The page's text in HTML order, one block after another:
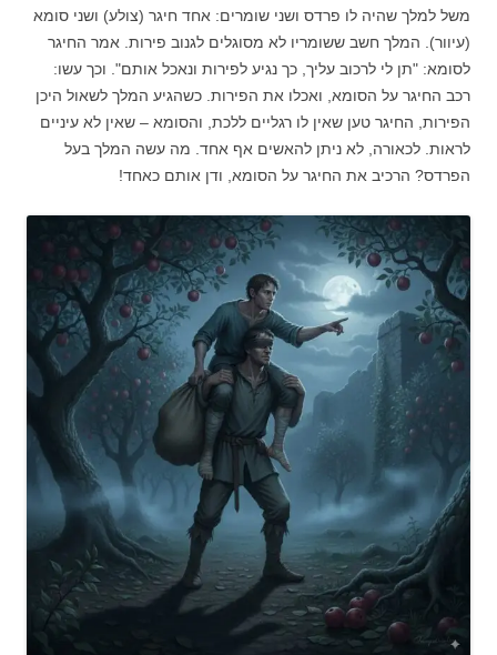
משל למלך שהיה לו פרדס ושני שומרים: אחד חיגר (צולע) ושני סומא
(עיוור). המלך חשב ששומריו לא מסוגלים לגנוב פירות. אמר החיגר
לסומא: "תן לי לרכוב עליך, כך נגיע לפירות ונאכל אותם". וכך עשו:
רכב החיגר על הסומא, ואכלו את הפירות. כשהגיע המלך לשאול היכן
הפירות, החיגר טען שאין לו רגליים ללכת, והסומא – שאין לא עיניים
לראות. לכאורה, לא ניתן להאשים אף אחד. מה עשה המלך בעל
הפרדס? הרכיב את החיגר על הסומא, ודן אותם כאחד!